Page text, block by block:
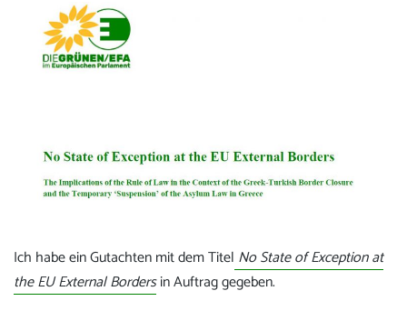
Ich habe ein Gutachten mit dem Titel No State of Exception at
the EU External Bordersin Auftrag gegeben.